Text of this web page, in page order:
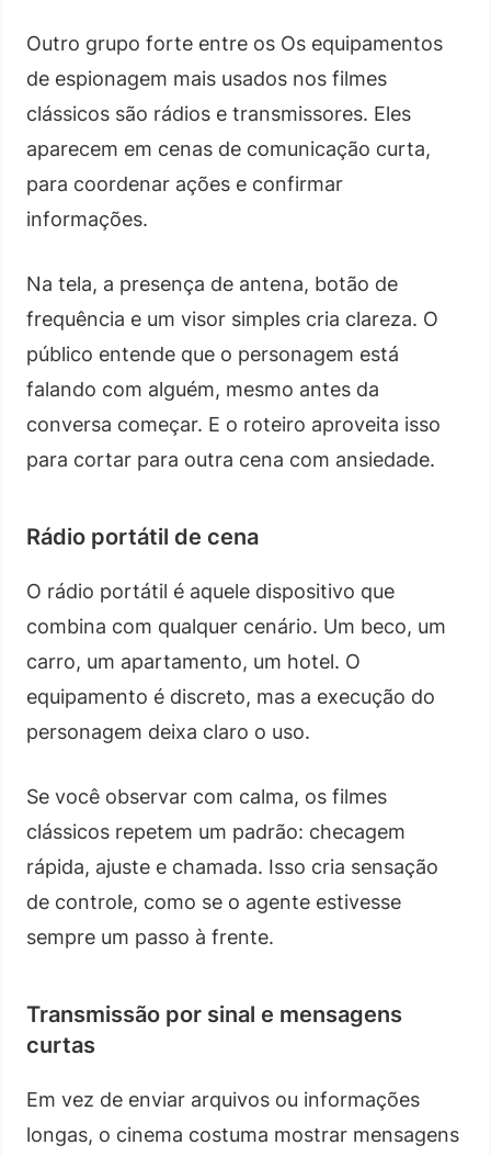
Outro grupo forte entre os Os equipamentos
de espionagem mais usados nos filmes
clássicos são rádios e transmissores. Eles
aparecem em cenas de comunicação curta,
para coordenar ações e confirmar
informações.
Na tela, a presença de antena, botão de
frequência e um visor simples cria clareza. O
público entende que o personagem está
falando com alguém, mesmo antes da
conversa começar. E o roteiro aproveita isso
para cortar para outra cena com ansiedade.
Rádio portátil de cena
O rádio portátil é aquele dispositivo que
combina com qualquer cenário. Um beco, um
carro, um apartamento, um hotel. O
equipamento é discreto, mas a execução do
personagem deixa claro o uso.
Se você observar com calma, os filmes
clássicos repetem um padrão: checagem
rápida, ajuste e chamada. Isso cria sensação
de controle, como se o agente estivesse
sempre um passo à frente.
Transmissão por sinal e mensagens
curtas
Em vez de enviar arquivos ou informações
longas, o cinema costuma mostrar mensagens